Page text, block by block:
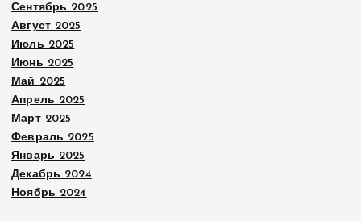
Сентябрь 2025
Август 2025
Июль 2025
Июнь 2025
Май 2025
Апрель 2025
Март 2025
Февраль 2025
Январь 2025
Декабрь 2024
Ноябрь 2024